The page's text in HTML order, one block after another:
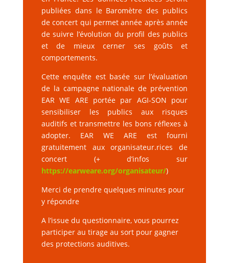
publiées dans le Baromètre des publics
de concert qui permet année après année
de suivre l’évolution du profil des publics
et de mieux cerner ses goûts et
comportements.
Cette enquête est basée sur l’évaluation
de la campagne nationale de prévention
EAR WE ARE portée par AGI-SON pour
sensibiliser les publics aux risques
auditifs et transmettre les bons réflexes à
adopter. EAR WE ARE est fourni
gratuitement aux organisateur.rices de
concert (+ d’infos sur
https://earweare.org/organisateur/).
Merci de prendre quelques minutes pour
y répondre
A l’issue du questionnaire, vous pourrez
participer au tirage au sort pour gagner
des protections auditives.